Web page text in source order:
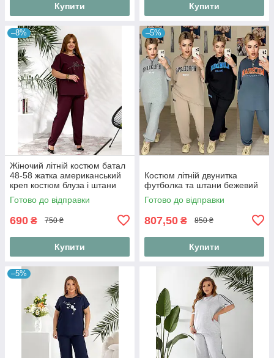
Купити Купити
–8%
Жіночий літній костюм батал
48-58 жатка американський
креп костюм блуза і штани
вільний повсякденний
великих розмірів
Готово до відправки
690 ₴ 750 ₴
Купити
–5%
Костюм літній двунитка
футболка та штани бежевий
Готово до відправки
807,50 ₴ 850 ₴
Купити
–5%